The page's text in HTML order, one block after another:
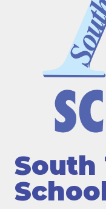
South